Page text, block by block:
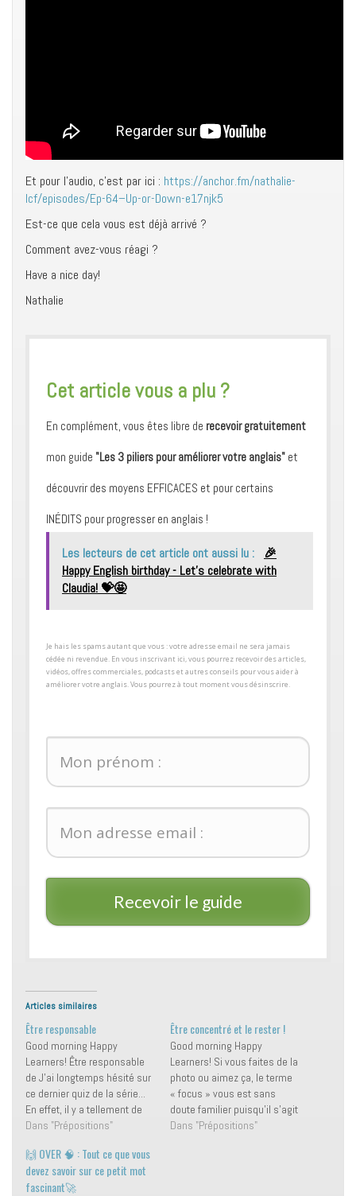
Et pour l’audio, c’est par ici : https://anchor.fm/nathalie-
lcf/episodes/Ep-64–Up-or-Down-e17njk5
Est-ce que cela vous est déjà arrivé ?
Comment avez-vous réagi ?
Have a nice day!
Nathalie
​Cet article vous a plu ?
En complément, vous êtes libre de recevoir gratuitement
mon guide "Les 3 piliers pour améliorer votre anglais" et
découvrir des moyens ​EFFICACES et pour certains ​
INÉDITS pour progresser en anglais !
Les lecteurs de cet article ont aussi lu :
🎉
Happy English birthday - Let’s celebrate with
Claudia! 💝🤩
​Je hais les spams autant que vous : votre adresse email ne sera jamais
cédée ni revendue. En vous inscrivant ici, vous pourrez recevoir des articles,
vidéos, offres commerciales, podcasts et autres conseils pour ​vous aider à
améliorer votre anglais. Vous pourrez à tout moment vous désinscrire.
Recevoir le guide
Articles similaires
Être responsable
Good morning Happy
Learners! Être responsable
de J'ai longtemps hésité sur
ce dernier quiz de la série...
En effet, il y a tellement de
verbes pouvant en faire
pour le verbe "être
responsable de", pour
terminer sur une touche
Dans "Prépositions"
Être concentré et le rester !
Good morning Happy
Learners! Si vous faites de la
photo ou aimez ça, le terme
« focus » vous est sans
doute familier puisqu’il s’agit
de la mise au point. En
Dans "Prépositions"
🙌 OVER 🧠 : Tout ce que vous
devez savoir sur ce petit mot
fascinant🚀